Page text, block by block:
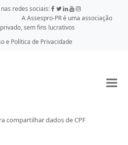
redes sociais:
A Assespro-PR é uma associação
sem fins lucrativos
e Política de Privacidade
compartilhar dados de CPF